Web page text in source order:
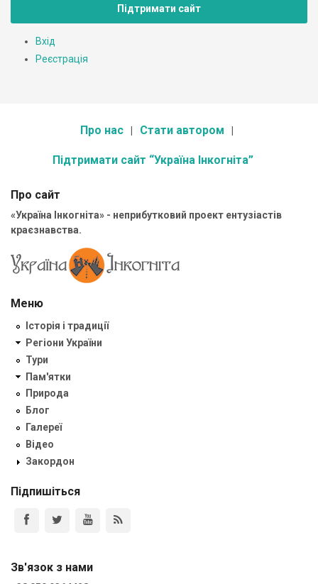
Підтримати сайт
Вхід
Реєстрація
Про нас Стати автором
Підтримати сайт “Україна Інкогніта”
Про сайт
«Україна Інкогніта» - неприбутковий проект ентузіастів
краєзнавства.
Меню
Історія і традиції
Регіони України
Тури
Пам'ятки
Природа
Блог
Галереї
Відео
Закордон
Підпишіться
Зв'язок з нами